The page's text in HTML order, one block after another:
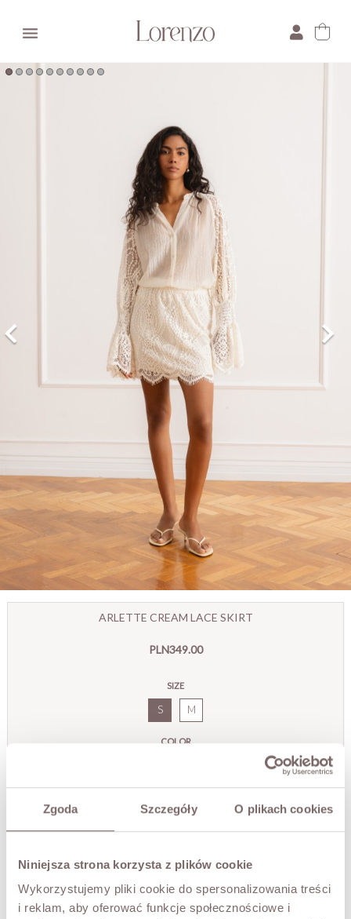
Zgoda Szczegóły O plikach cookies
Niniejsza strona korzysta z plików cookie
Wykorzystujemy pliki cookie do spersonalizowania treści
i reklam, aby oferować funkcje społecznościowe i

ARLETTE CREAM LACE SKIRT
PLN349.00
SIZE
S M
COLOR
NEW! TRY IT ON VIRTUALLY
DESCRIPTION